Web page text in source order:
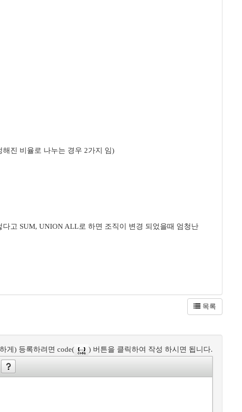
진 비율로 나누는 경우 2가지 임)
고 SUM, UNION ALL로 하면 조직이 변경 되었을때 엄청난
목록
게) 등록하려면 code( ) 버튼을 클릭하여 작성 하시면 됩니다.